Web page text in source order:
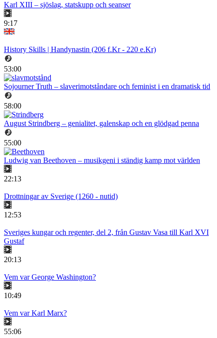
Karl XIII – sjöslag, statskupp och seanser
9:17
History Skills | Handynastin (206 f.Kr - 220 e.Kr)
53:00
Sojourner Truth – slaverimotståndare och feminist i en dramatisk tid
58:00
August Strindberg – genialitet, galenskap och en glödgad penna
55:00
Ludwig van Beethoven – musikgeni i ständig kamp mot världen
22:13
Drottningar av Sverige (1260 - nutid)
12:53
Sveriges kungar och regenter, del 2, från Gustav Vasa till Karl XVI
Gustaf
20:13
Vem var George Washington?
10:49
Vem var Karl Marx?
55:06